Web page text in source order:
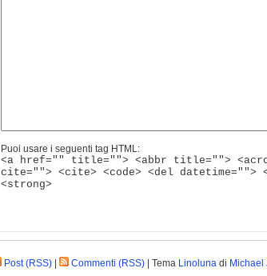
Puoi usare i seguenti tag HTML:
<a href="" title=""> <abbr title="">
cite=""> <cite> <code> <del datetime="">
<strong>
Post (RSS) Commenti (RSS) | Tema Linoluna di Michael